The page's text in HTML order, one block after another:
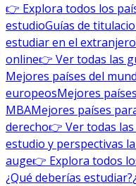
👉 Explora todos los
estudioGuías de
estudiar en el extranjero
online👉 Ver todas las
Mejores países del
europeosMejores
MBAMejores países
derecho👉 Ver todas
estudio y perspectivas
auge👉 Explora todos
¿Qué deberías estudiar?